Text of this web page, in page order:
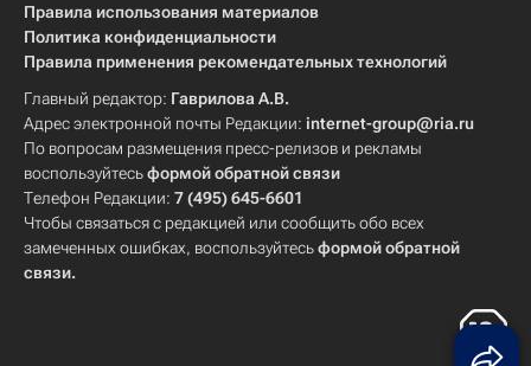
Правила использования материалов
Политика конфиденциальности
Правила применения рекомендательных технологий
Главный редактор: Гаврилова А.В.
Адрес электронной почты Редакции: internet-group@ria.ru
По вопросам размещения пресс-релизов и рекламы
воспользуйтесьформой обратной связи
Телефон Редакции: 7 (495) 645-6601
Чтобы связаться с редакцией или сообщить обо всех
замеченных ошибках, воспользуйтесьформой обратной
связи.